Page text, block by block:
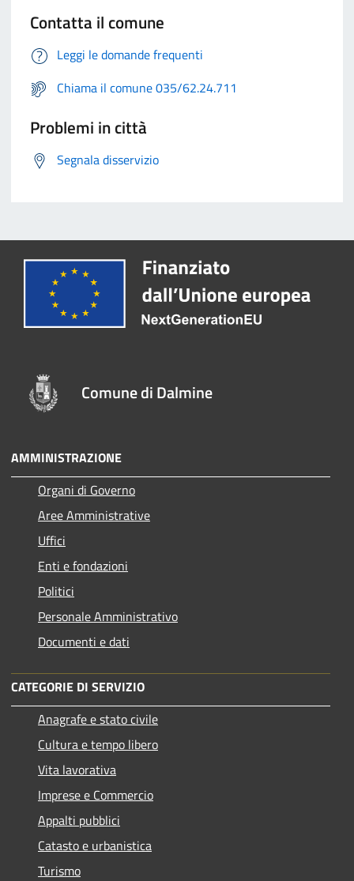
Contatta il comune
Leggi le domande frequenti
Chiama il comune 035/62.24.711
Problemi in città
Segnala disservizio
Comune di Dalmine
AMMINISTRAZIONE
Organi di Governo
Aree Amministrative
Uffici
Enti e fondazioni
Politici
Personale Amministrativo
Documenti e dati
CATEGORIE DI SERVIZIO
Anagrafe e stato civile
Cultura e tempo libero
Vita lavorativa
Imprese e Commercio
Appalti pubblici
Catasto e urbanistica
Turismo